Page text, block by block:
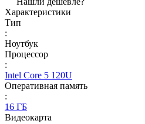
Характеристики
Тип
:
Ноутбук
Процессор
:
Intel Core 5 120U
Оперативная память
:
16 ГБ
Видеокарта